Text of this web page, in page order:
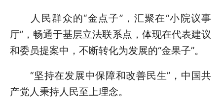
人民群众的“金点子”，汇聚在“小院议事
厅”，畅通于基层立法联系点，体现在代表建议
和委员提案中，不断转化为发展的“金果子”。
“坚持在发展中保障和改善民生”，中国共
产党人秉持人民至上理念。